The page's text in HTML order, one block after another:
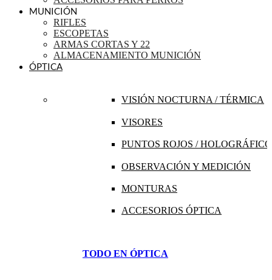
MUNICIÓN
RIFLES
ESCOPETAS
ARMAS CORTAS Y 22
ALMACENAMIENTO MUNICIÓN
ÓPTICA
VISIÓN NOCTURNA / TÉRMICA
VISORES
PUNTOS ROJOS /
OBSERVACIÓN Y MEDICIÓN
MONTURAS
ACCESORIOS ÓPTICA
TODO EN ÓPTICA